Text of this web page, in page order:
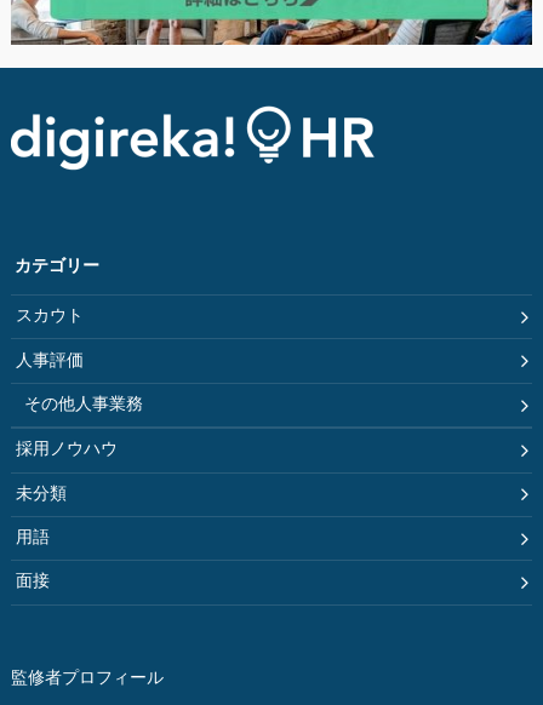
カテゴリー
スカウト
人事評価
その他人事業務
採用ノウハウ
未分類
用語
面接
監修者プロフィール